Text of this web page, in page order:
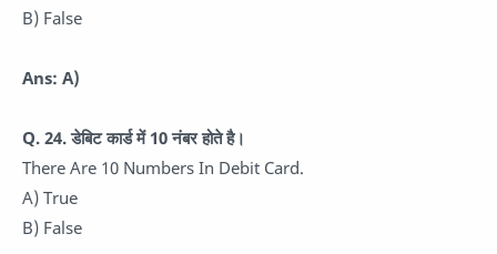
B) False
Ans: A)
Q. 24.डेबिट कार्ड में 10 नंबर होते है।
There Are 10 Numbers In Debit Card.
A) True
B) False